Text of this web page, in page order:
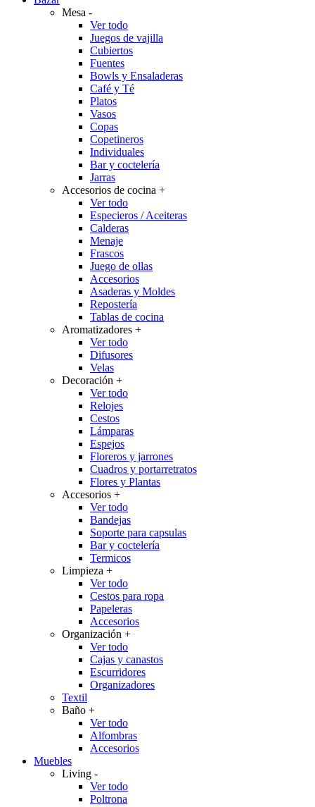
Mesa -
Ver todo
Juegos de vajilla
Cubiertos
Fuentes
Bowls y Ensaladeras
Café y Té
Platos
Vasos
Copas
Copetineros
Individuales
Bar y coctelería
Jarras
Accesorios de cocina +
Ver todo
Especieros / Aceiteras
Calderas
Menaje
Frascos
Juego de ollas
Accesorios
Asaderas y Moldes
Repostería
Tablas de cocina
Aromatizadores +
Ver todo
Difusores
Velas
Decoración +
Ver todo
Relojes
Cestos
Lámparas
Espejos
Floreros y jarrones
Cuadros y portarretratos
Flores y Plantas
Accesorios +
Ver todo
Bandejas
Soporte para capsulas
Bar y coctelería
Termicos
Limpieza +
Ver todo
Cestos para ropa
Papeleras
Accesorios
Organización +
Ver todo
Cajas y canastos
Escurridores
Organizadores
Textil
Baño +
Ver todo
Alfombras
Accesorios
Muebles
Living -
Ver todo
Poltrona